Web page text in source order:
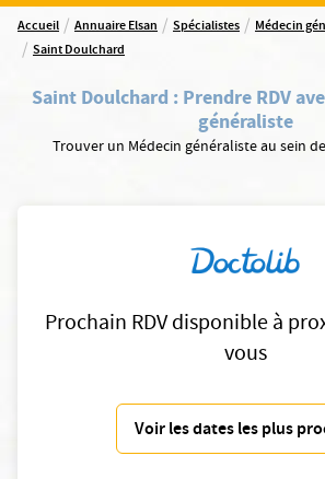
Accueil / Annuaire Elsan / Spécialistes / Médecin
/ Saint Doulchard
Saint Doulchard : Prendre RDV
généraliste
Trouver un Médecin généraliste au sein
Prochain RDV disponible à
vous
Voir les dates les plus